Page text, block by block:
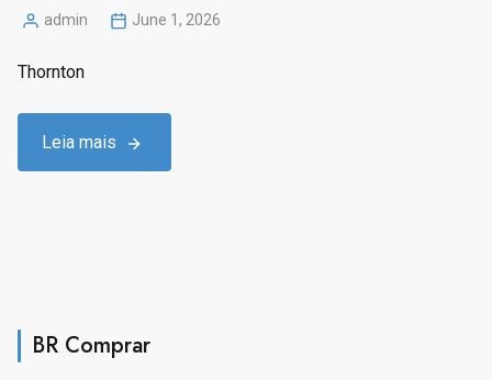
Posted
admin June 1, 2026
Thornton
Leia mais
BR Comprar